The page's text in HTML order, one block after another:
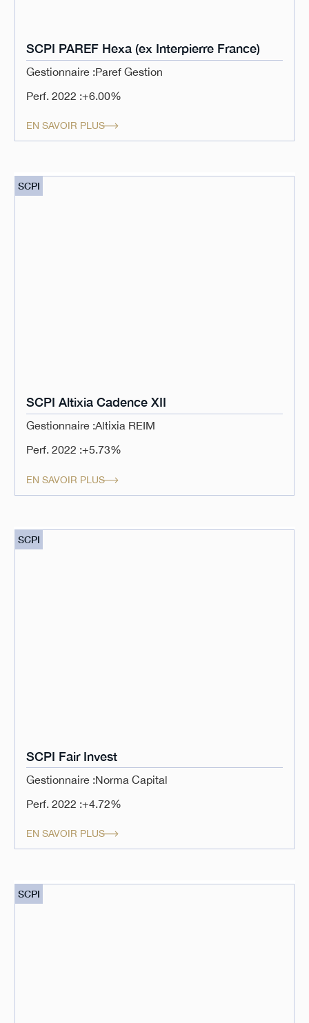
SCPI PAREF Hexa (ex Interpierre France)
Gestionnaire :Paref Gestion
Perf. 2022 :+6.00%
EN SAVOIR PLUS
SCPI
SCPI Altixia Cadence XII
Gestionnaire :Altixia REIM
Perf. 2022 :+5.73%
EN SAVOIR PLUS
SCPI
SCPI Fair Invest
Gestionnaire :Norma Capital
Perf. 2022 :+4.72%
EN SAVOIR PLUS
SCPI